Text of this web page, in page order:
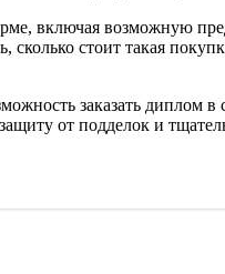
включая возможную
стоит такая
заказать диплом
от подделок и